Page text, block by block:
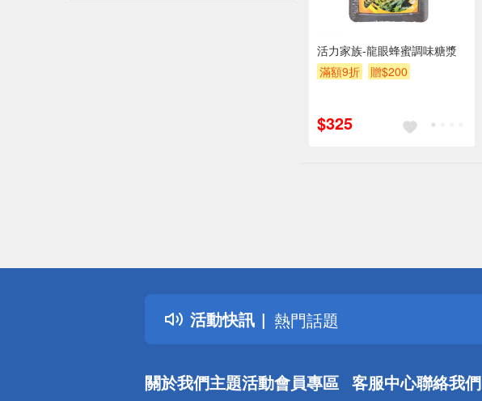
活力家族-龍眼蜂蜜調味糖漿
滿額9折
贈$200
$325
活動快訊
詐騙網頁！請小心！
得獎公告
熱門話題
銀行優惠
詐騙網頁！請小心！
關於我們主題活動會員專區 客服中心聯絡我們